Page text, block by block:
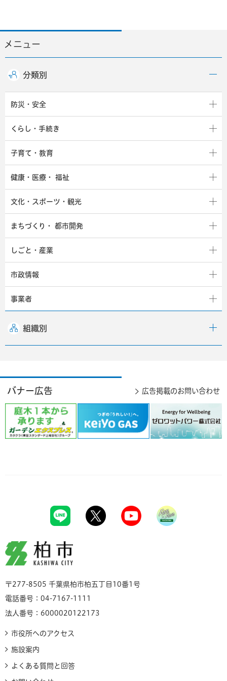
メニュー
分類別
防災・安全
くらし・手続き
子育て・教育
健康・医療・ 福祉
文化・スポーツ・観光
まちづくり・ 都市開発
しごと・産業
市政情報
事業者
組織別
バナー広告 広告掲載のお問い合わせ
柏市
〒277-8505 千葉県柏市柏五丁目10番1号
電話番号：04-7167-1111
法人番号：6000020122173
市役所へのアクセス
施設案内
よくある質問と回答